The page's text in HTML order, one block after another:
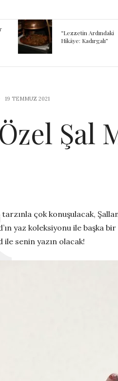
Kokunun
Binlerce
Şef Kayhan
Günümüze
19 TEMMUZ 2021
Şal
tarzınla çok konuşulacak,
yaz koleksiyonu ile başka
ile senin yazın olacak!